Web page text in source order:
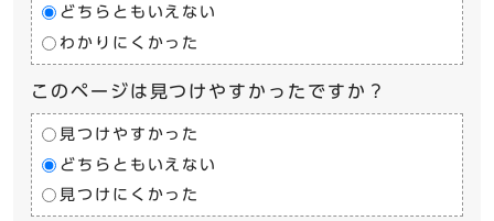
どちらともいえない
わかりにくかった
このページは見つけやすかったですか？
見つけやすかった
どちらともいえない
見つけにくかった